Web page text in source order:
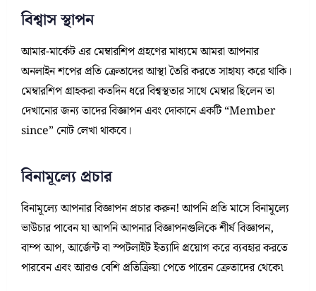
বিশ্বাস স্থাপন
আমার-মার্কেট এর মেম্বারশিপ গ্রহণের মাধ্যমে আমরা আপনার
অনলাইন শপের প্রতি ক্রেতাদের আস্থা তৈরি করতে সাহায্য করে থাকি।
মেম্বারশিপ গ্রাহকরা কতদিন ধরে বিশ্বস্থতার সাথে মেম্বার ছিলেন তা
দেখানোর জন্য তাদের বিজ্ঞাপন এবং দোকানে একটি “Member
since” নোট লেখা থাকবে।
বিনামূল্যে প্রচার
বিনামূল্যে আপনার বিজ্ঞাপন প্রচার করুন! আপনি প্রতি মাসে বিনামূল্যে
ভাউচার পাবেন যা আপনি আপনার বিজ্ঞাপনগুলিকে শীর্ষ বিজ্ঞাপন,
বাম্প আপ, আর্জেন্ট বা স্পটলাইট ইত্যাদি প্রয়োগ করে ব্যবহার করতে
পারবেন এবং আরও বেশি প্রতিক্রিয়া পেতে পারেন ক্রেতাদের থেকে৷